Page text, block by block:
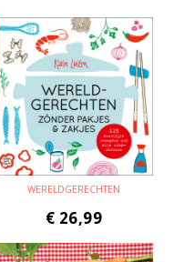
WERELDGERECHTEN
€ 26,99